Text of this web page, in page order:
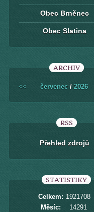
Obec Brněnec
Obec Slatina
ARCHIV
<< červenec / 2026
RSS
Přehled zdrojů
STATISTIKY
Celkem: 1921708
Měsíc:
14291